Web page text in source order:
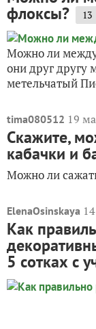
флоксы? 13
Можно ли
они друг другу
метельчатый
tima080512 19
Скажите,
кабачки и
Можно ли
ElenaOsinskaya
Как
5 сотках с